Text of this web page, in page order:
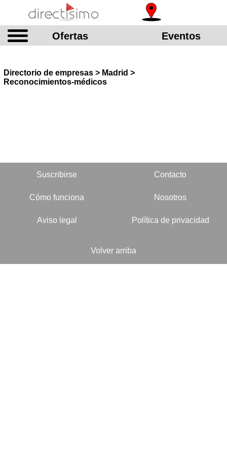
Ofertas Eventos
Directorio de empresas > Madrid >
Reconocimientos-médicos
Suscribirse Contacto
Cómo funciona Nosotros
Aviso legal Política de privacidad
Volver arriba